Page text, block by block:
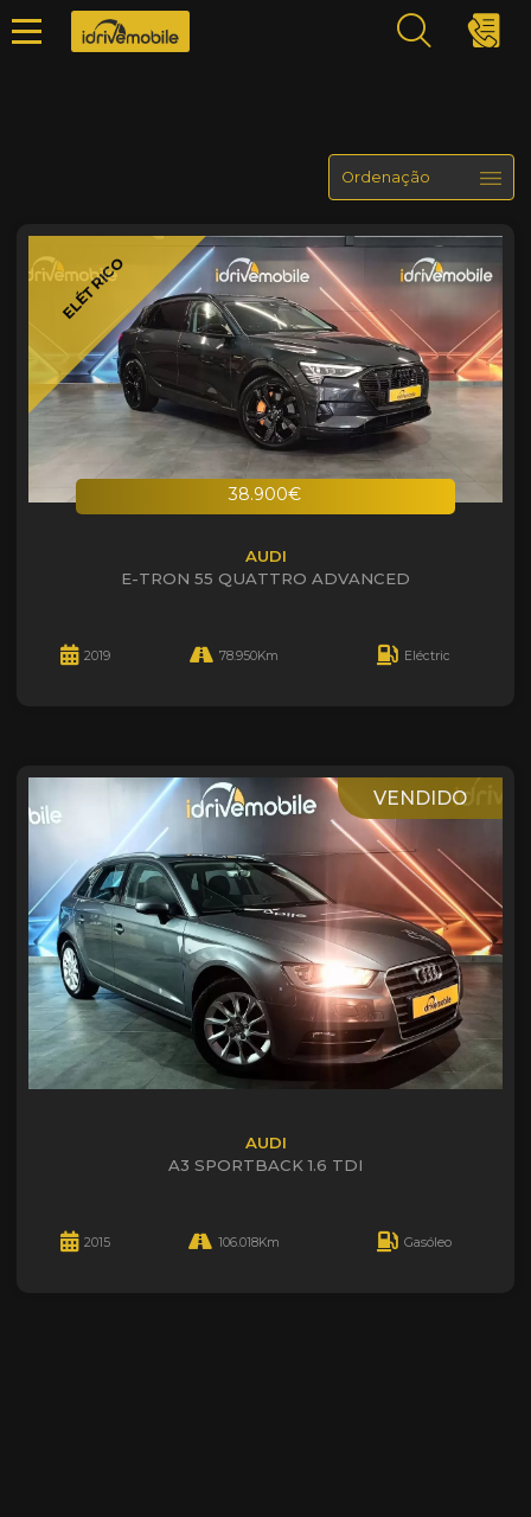
ELÉTRICO
38.900€
AUDI
E-TRON 55 QUATTRO ADVANCED
2019 78.950Km Eléctric
VENDIDO
AUDI
A3 SPORTBACK 1.6 TDI
2015 106.018Km Gasóleo